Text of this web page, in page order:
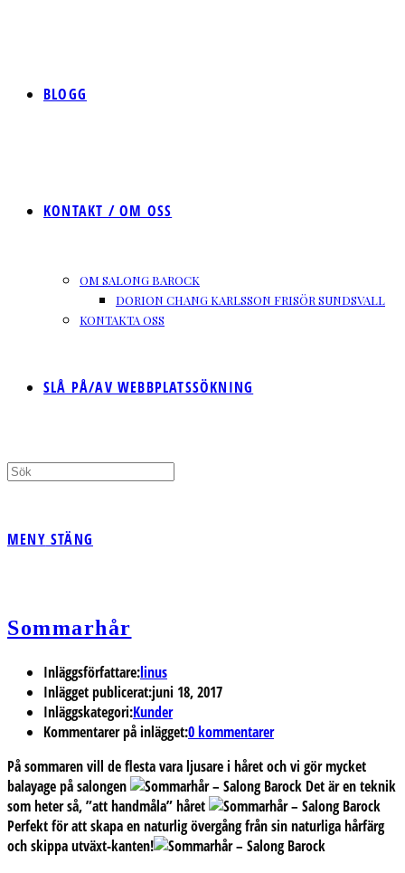
BLOGG
KONTAKT / OM OSS
OM SALONG BAROCK
DORION CHANG KARLSSON FRISÖR SUNDSVALL
KONTAKTA OSS
SLÅ PÅ/AV WEBBPLATSSÖKNING
MENY STÄNG
Sommarhår
Inläggsförfattare:linus
Inlägget publicerat:juni 18, 2017
Inläggskategori:Kunder
Kommentarer på inlägget:0 kommentarer
På sommaren vill de flesta vara ljusare i håret och vi gör mycket
balayage på salongen
Det är en teknik
som heter så, ”att handmåla” håret
Perfekt för att skapa en naturlig övergång från sin naturliga hårfärg
och skippa utväxt-kanten!